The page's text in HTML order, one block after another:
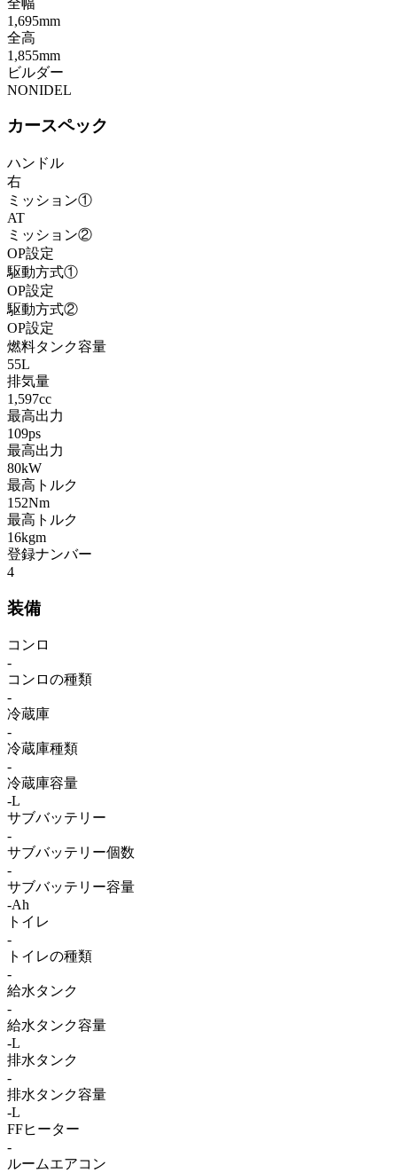
1,695mm
全高
1,855mm
ビルダー
NONIDEL
カースペック
ハンドル
右
ミッション①
AT
ミッション②
OP設定
駆動方式①
OP設定
駆動方式②
OP設定
燃料タンク容量
55L
排気量
1,597cc
最高出力
109ps
最高出力
80kW
最高トルク
152Nm
最高トルク
16kgm
登録ナンバー
4
装備
コンロ
-
コンロの種類
-
冷蔵庫
-
冷蔵庫種類
-
冷蔵庫容量
-L
サブバッテリー
-
サブバッテリー個数
-
サブバッテリー容量
-Ah
トイレ
-
トイレの種類
-
給水タンク
-
給水タンク容量
-L
排水タンク
-
排水タンク容量
-L
FFヒーター
-
ルームエアコン